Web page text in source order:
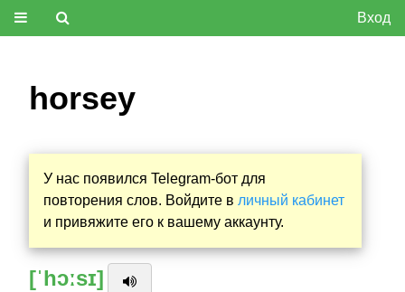
Вход
horsey
У нас появился Telegram-бот для
повторения слов. Войдите в личный кабинет
и привяжите его к вашему аккаунту.
[ˈhɔːsɪ]